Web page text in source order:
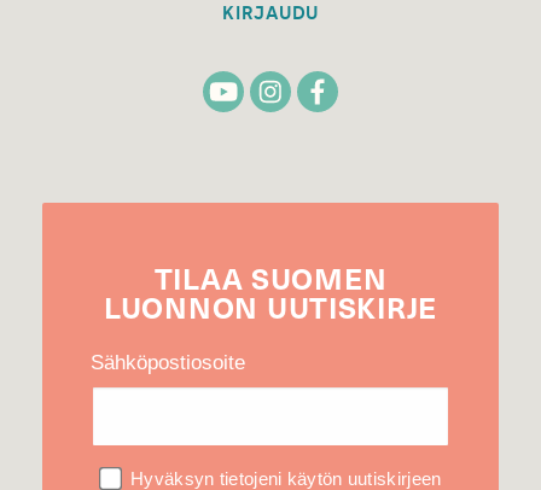
KIRJAUDU
TILAA SUOMEN
LUONNON UUTIS­KIRJE
Sähköpostiosoite
Hyväksyn tietojeni käytön uutiskirjeen